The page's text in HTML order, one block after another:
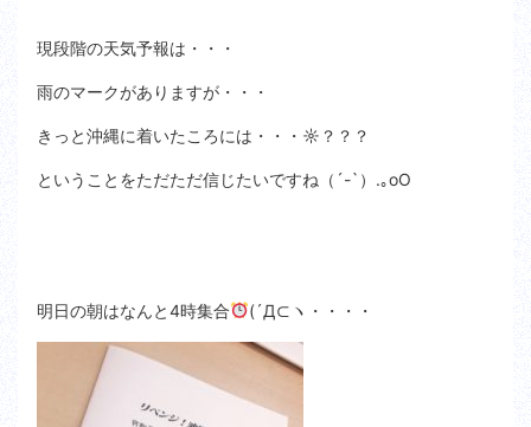
現段階の天気予報は・・・
雨のマークがありますが・・・
きっと沖縄に着いたころには・・・☼？？？
ということをただただ信じたいですね（´-`）.｡oO
明日の朝はなんと4時集合 (´Д⊂ヽ・・・・